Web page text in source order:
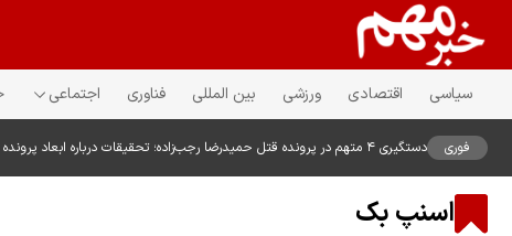
سیاسی اقتصادی ورزشی بین المللی فناوری اجتماعی
فوری دستگیری ۴ متهم در پرونده قتل حمیدرضا رجب‌زاده؛ تحقیقات درباره ابعاد پرونده ادامه دارد
اسنپ بک